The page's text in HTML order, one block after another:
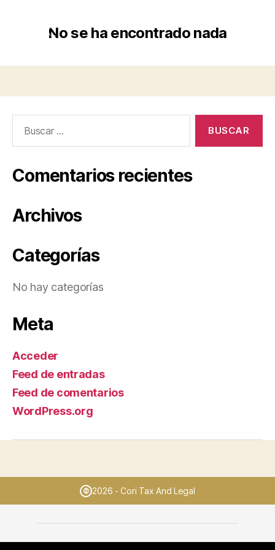
No se ha encontrado nada
Comentarios recientes
Archivos
Categorías
No hay categorías
Meta
Acceder
Feed de entradas
Feed de comentarios
WordPress.org
© 2026 - Cori Tax And Legal